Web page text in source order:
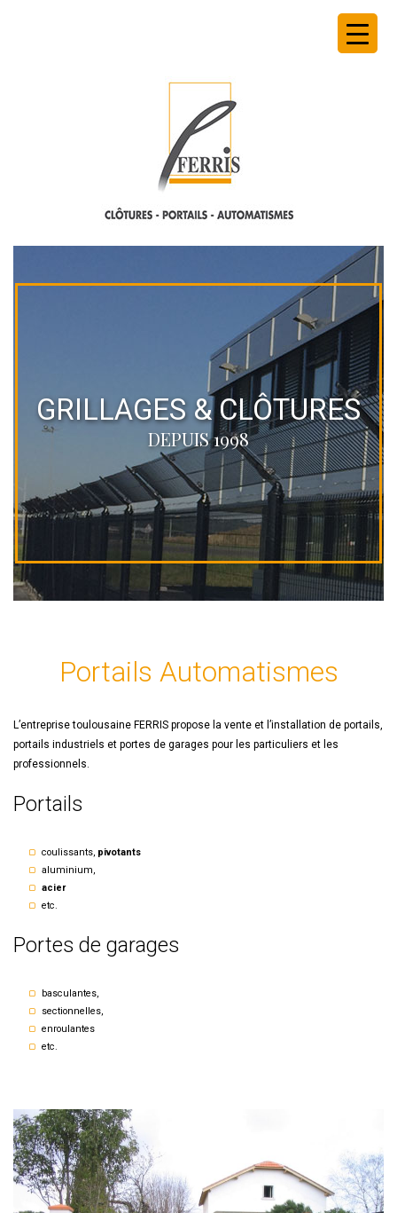
GRILLAGES & CLÔTURES
DEPUIS 1998
Portails Automatismes
L’entreprise toulousaine FERRIS propose la vente et l’installation de portails,
portails industriels et portes de garages pour les particuliers et les
professionnels.
Portails
coulissants, pivotants
aluminium,
acier
etc.
Portes de garages
basculantes,
sectionnelles,
enroulantes
etc.